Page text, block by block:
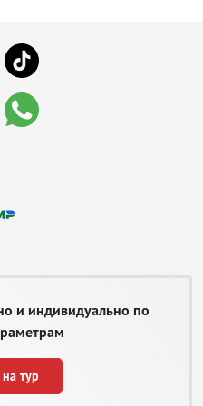
батискафе.
Св. Елены
в Шарм-эль-Шейхе могут
и индивидуально по
тур